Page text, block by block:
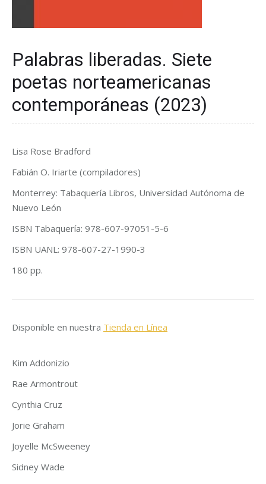
Palabras liberadas. Siete
poetas norteamericanas
contemporáneas (2023)
Lisa Rose Bradford
Fabián O. Iriarte (compiladores)
Monterrey: Tabaquería Libros, Universidad Autónoma de
Nuevo León
ISBN Tabaquería: 978-607-97051-5-6
ISBN UANL: 978-607-27-1990-3
180 pp.
Disponible en nuestra Tienda en Línea
Kim Addonizio
Rae Armontrout
Cynthia Cruz
Jorie Graham
Joyelle McSweeney
Sidney Wade